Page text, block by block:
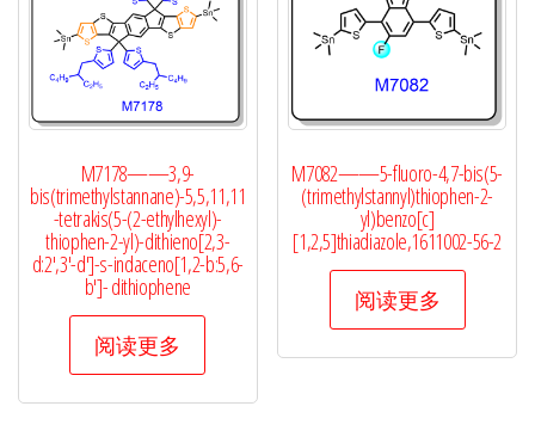
M7178——3,9-
bis(trimethylstannane)-5,5,11,11
-tetrakis(5-(2-ethylhexyl)-
thiophen-2-yl)-dithieno[2,3-
d:2′,3′-d′]-s-indaceno[1,2-b:5,6-
b′]- dithiophene
阅读更多
M7082——5-fluoro-4,7-bis(5-
(trimethylstannyl)thiophen-2-
yl)benzo[c]
[1,2,5]thiadiazole,1611002-56-2
阅读更多